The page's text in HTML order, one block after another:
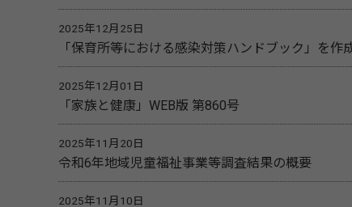
2025年12月25日
「保育所等における感染対策ハンドブック」を作
2025年12月01日
「家族と健康」WEB版 第860号
2025年11月20日
令和6年地域児童福祉事業等調査結果の概要
2025年11月10日